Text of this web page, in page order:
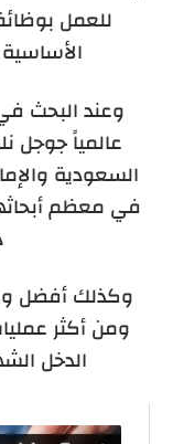
للعمل
وعند البحث
عالمياً جوجل
السعودية
في معظم
ومن أكثر
الدخل